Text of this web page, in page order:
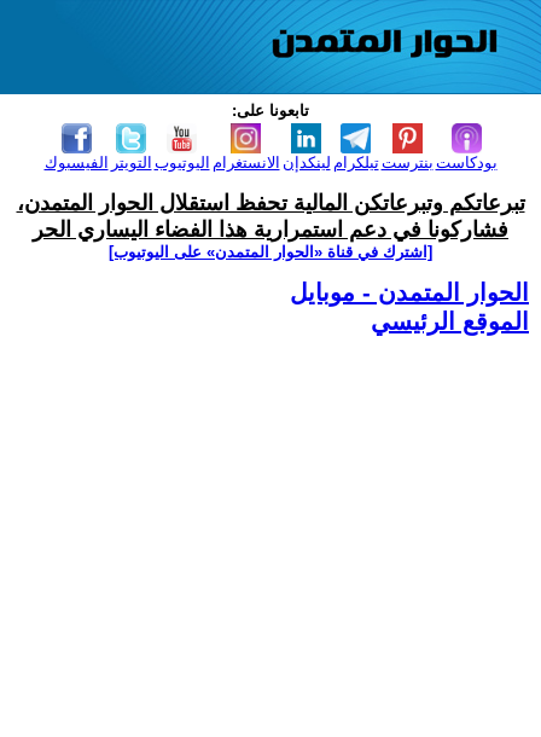
تابعونا على:
الفيسبوك التويتر اليوتيوب الانستغرام لينكدإن تيلكرامبنترست بودكاست
تبرعاتكم وتبرعاتكن المالية تحفظ استقلال الحوار المتمدن،
فشاركونا في دعم استمرارية هذا الفضاء اليساري الحر
[اشترك في قناة ‫«الحوار المتمدن» على اليوتيوب]
الحوار المتمدن - موبايل
الموقع الرئيسي